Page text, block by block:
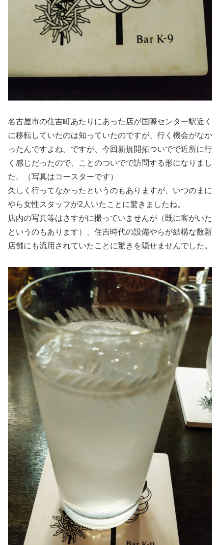
名古屋市の住吉町あたりにあった店が国際センター駅近く
に移転していたのは知っていたのですが、行く機会がなか
ったんですよね。ですが、今回新規開拓ついでで近所に行
く感じだったので、ことのついでで訪問する形になりまし
た。（写真はコースターです）
久しく行ってなかったというのもありますが、いつのまに
やら女性スタッフが2人いたことに驚きましたね。
店内の写真等はさすがに撮っていませんが（既に客がいた
というのもあります）、住吉時代の設備やらが結構な数新
店舗にも流用されていたことに驚きを隠せませんでした。